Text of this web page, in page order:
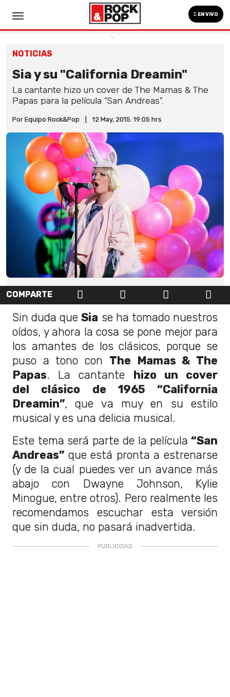
EN VIVO
NOTICIAS
Sia y su "California Dreamin"
La cantante hizo un cover de The Mamas & The
Papas para la película "San Andreas".
Por Equipo Rock&Pop 12 May, 2015. 19:05 hrs
COMPARTE
Sin duda queSia se ha tomado nuestros
oídos, y ahora la cosa se pone mejor para
los amantes de los clásicos, porque se
puso a tono con The Mamas & The
Papas. La cantante hizo un cover
del clásico de 1965 “California
Dreamin”, que va muy en su estilo
musical y es una delicia musical.
Este tema será parte de la película “San
Andreas” que está pronta a estrenarse
(y de la cual puedes ver un avance más
abajo con Dwayne Johnson, Kylie
Minogue, entre otros). Pero realmente les
recomendamos escuchar esta versión
que sin duda, no pasará inadvertida.